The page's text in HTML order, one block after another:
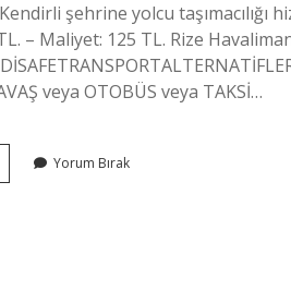
Kendirli şehrine yolcu
– Maliyet: 125 TL. Rize
veya OTOBÜS veya TAKSİ…
Yorum Bırak